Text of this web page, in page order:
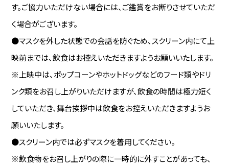
す。ご協力いただけない場合には、ご鑑賞をお断りさせていただ
く場合がございます。
●マスクを外した状態での会話を防ぐため、スクリーン内にて上
映前までは、飲食はお控えいただきますようお願いいたします。
※上映中は、ポップコーンやホットドッグなどのフード類やドリ
ンク類をお召し上がりいただけますが、飲食の時間は極力短く
していただき、舞台挨拶中は飲食をお控えいただきますようお
願いいたします。
●スクリーン内では必ずマスクを着用してください。
※飲食物をお召し上がりの際に一時的に外すことがあっても、